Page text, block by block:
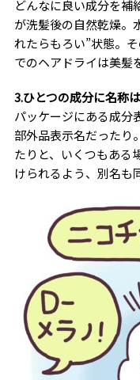
どんなに良い成分を補
が洗髪後の自然乾燥。
れたらもろい”状態。
でのヘアドライは美髪
3.ひとつの成分に名称
パッケージにある成分
部外品表示名だったり
たりと、いくつもある
けられるよう、別名も